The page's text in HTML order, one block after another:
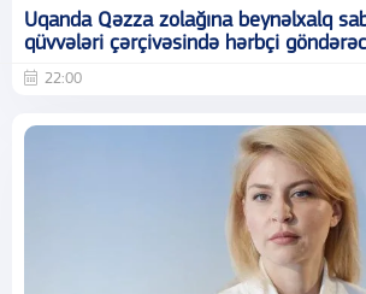
Uqanda Qəzza zolağına beynəlxalq
qüvvələri çərçivəsində hərbçi
22:00